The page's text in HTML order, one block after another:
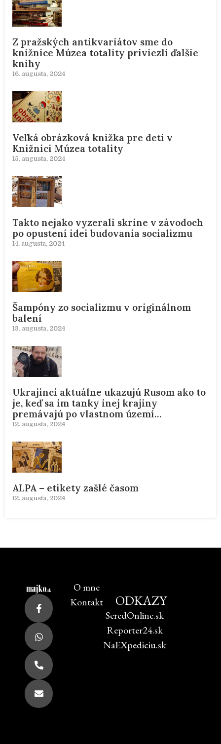
Z pražských antikvariátov sme do
knižnice Múzea totality priviezli ďalšie
knihy
16. augusta, 2024
Veľká obrázková knižka pre deti v
Knižnici Múzea totality
15. augusta, 2024
Takto nejako vyzerali skrine v závodoch
po opustení idei budovania socializmu
14. augusta, 2024
Šampóny zo socializmu v originálnom
balení
13. augusta, 2024
Ukrajinci aktuálne ukazujú Rusom ako to
je, keď sa im tanky inej krajiny
premávajú po vlastnom území…
12. augusta, 2024
ALPA – etikety zašlé časom
12. augusta, 2024
O mne
Kontakt
ODKAZY
SeredOnline.sk
Reporter24.sk
NaEXpediciu.sk